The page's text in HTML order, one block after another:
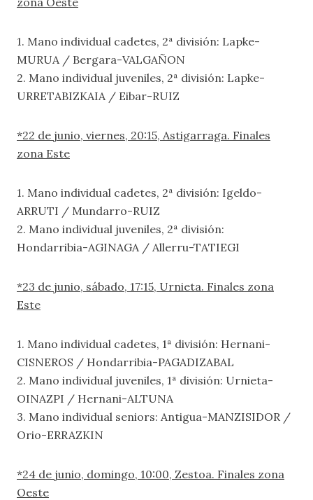
1. Mano individual cadetes, 2ª división: Lapke-
MURUA / Bergara-VALGAÑON
2. Mano individual juveniles, 2ª división: Lapke-
URRETABIZKAIA / Eibar-RUIZ
*22 de junio, viernes, 20:15, Astigarraga. Finales
zona Este
1. Mano individual cadetes, 2ª división: Igeldo-
ARRUTI / Mundarro-RUIZ
2. Mano individual juveniles, 2ª división:
Hondarribia-AGINAGA / Allerru-TATIEGI
*23 de junio, sábado, 17:15, Urnieta. Finales zona
Este
1. Mano individual cadetes, 1ª división: Hernani-
CISNEROS / Hondarribia-PAGADIZABAL
2. Mano individual juveniles, 1ª división: Urnieta-
OINAZPI / Hernani-ALTUNA
3. Mano individual seniors: Antigua-MANZISIDOR /
Orio-ERRAZKIN
*24 de junio, domingo, 10:00, Zestoa. Finales zona
Oeste